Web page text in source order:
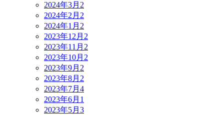
2024年3月 2
2024年2月 2
2024年1月 2
2023年12月 2
2023年11月 2
2023年10月 2
2023年9月 2
2023年8月 2
2023年7月 4
2023年6月 1
2023年5月 3